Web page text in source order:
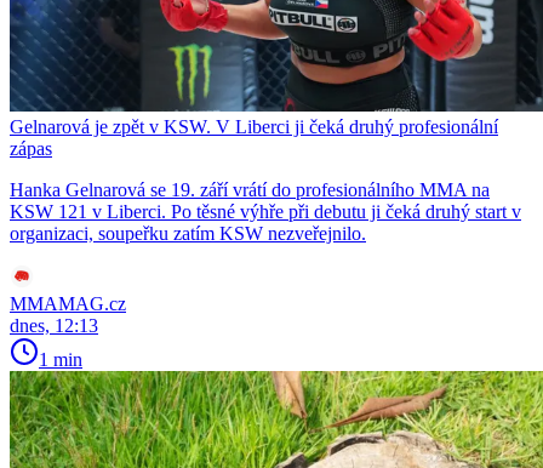
Gelnarová je zpět v KSW. V Liberci ji čeká druhý profesionální
zápas
Hanka Gelnarová se 19. září vrátí do profesionálního MMA na
KSW 121 v Liberci. Po těsné výhře při debutu ji čeká druhý start v
organizaci, soupeřku zatím KSW nezveřejnilo.
MMAMAG.cz
dnes, 12:13
1 min